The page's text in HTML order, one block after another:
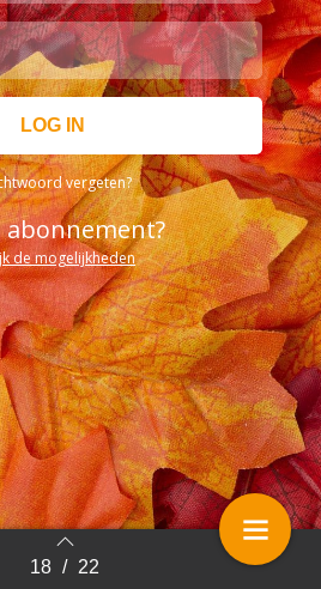
18 / 22
vergeten?
abonnement?
de mogelijkheden